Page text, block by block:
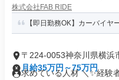
株式会社FAB RIDE
【即日勤務OK】カーバイ
〒224-0053神奈川県横浜
月給35万円～75万円
求めている人材 ＼✨経験